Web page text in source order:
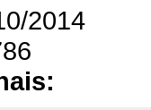
2014